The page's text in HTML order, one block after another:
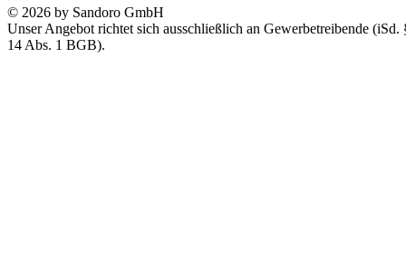
© 2026 by Sandoro GmbH
Unser Angebot richtet sich ausschließlich an Gewerbetreibende (iSd.
14 Abs. 1 BGB).